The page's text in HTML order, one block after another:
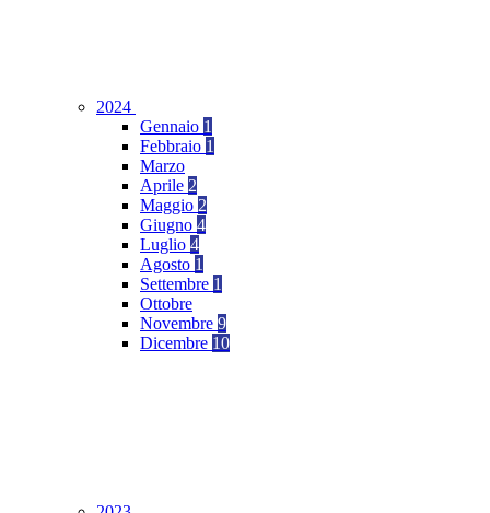
2024
Gennaio 1
Febbraio 1
Marzo
Aprile 2
Maggio 2
Giugno 4
Luglio 4
Agosto 1
Settembre 1
Ottobre
Novembre 9
Dicembre 10